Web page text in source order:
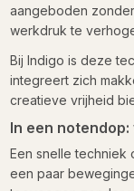
aangeboden
werkdruk te
Bij Indigo is deze
integreert zich
creatieve vrijheid
In een
Een snelle techniek
een paar